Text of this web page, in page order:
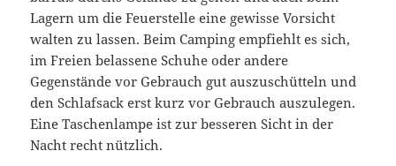
Lagern um die Feuerstelle eine gewisse Vorsicht
walten zu lassen. Beim Camping empfiehlt es sich,
im Freien belassene Schuhe oder andere
Gegenstände vor Gebrauch gut auszuschütteln und
den Schlafsack erst kurz vor Gebrauch auszulegen.
Eine Taschenlampe ist zur besseren Sicht in der
Nacht recht nützlich.